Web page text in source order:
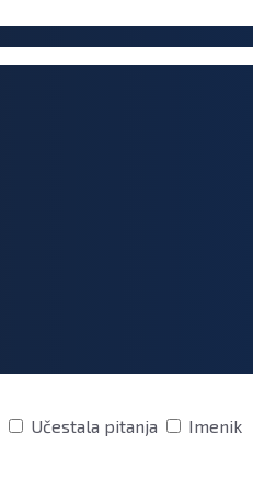
Učestala pitanja Imenik